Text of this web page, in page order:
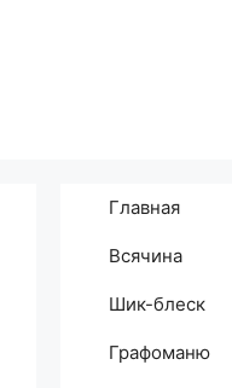
Главная
Всячина
Шик-блеск
Графоманю